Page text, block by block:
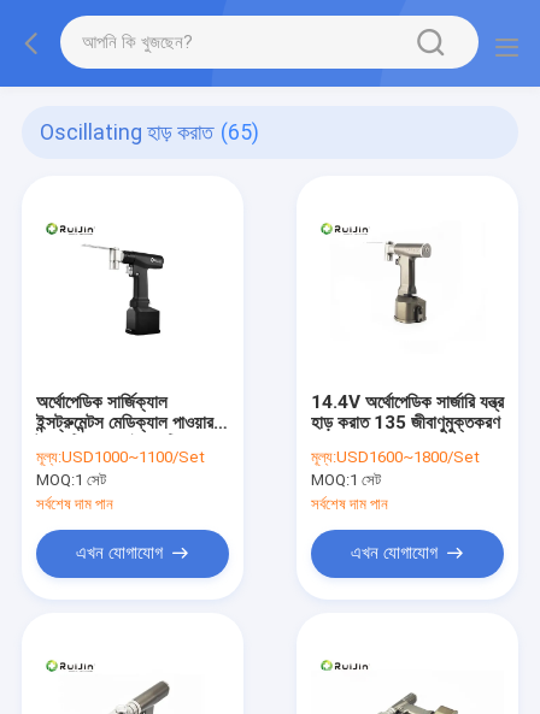
Oscillating হাড় করাত (65)
অর্থোপেডিক সার্জিক্যাল
ইন্সট্রুমেন্টস মেডিক্যাল পাওয়ার
হ্যান্ড বোন ড্রিল ওসিলেটিং করাত
মূল্য:USD1000~1100/Set
MOQ:1 সেট
সর্বশেষ দাম পান
এখন যোগাযোগ
14.4V অর্থোপেডিক সার্জারি যন্ত্র
হাড় করাত 135 জীবাণুমুক্তকরণ
মূল্য:USD1600~1800/Set
MOQ:1 সেট
সর্বশেষ দাম পান
এখন যোগাযোগ